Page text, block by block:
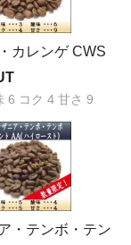
カレンゲ CWS
6 コク 4 甘さ 9
・テンボ・テン